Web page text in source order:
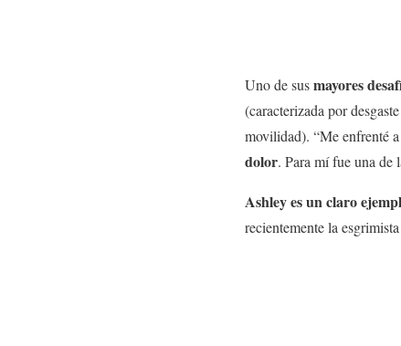
Uno de susmayores
(caracterizada por
movilidad). “Me enfrenté a
dolor. Para mí fue una de
Ashley es un claro
recientemente la